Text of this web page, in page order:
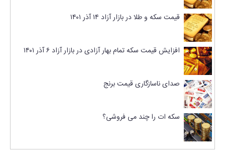
قیمت سکه و طلا در بازار آزاد ۱۴ آذر ۱۴۰۱
افزایش قیمت سکه تمام بهار آزادی در بازار آزاد ۶ آذر ۱۴۰۱
صدای ناسازگاری قیمت برنج
سکه ات را چند می فروشی؟